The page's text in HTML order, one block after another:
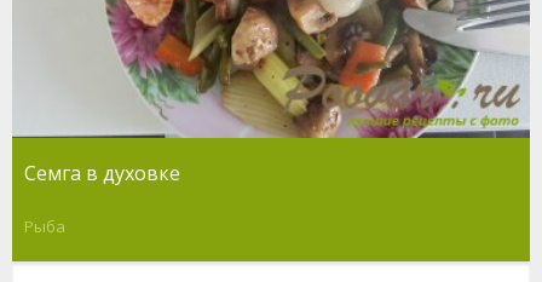
Семга в духовке
Рыба